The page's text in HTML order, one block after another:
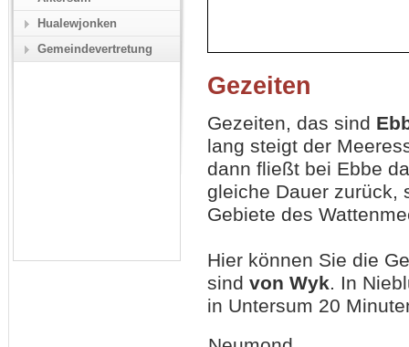
Gezeiten
Gezeiten, das sind
lang steigt der
dann fließt bei Ebbe
gleiche Dauer zurück,
Gebiete des
Hier können Sie die
sind von Wyk. In
in Untersum 20
Hualewjonken
Gemeindevertretung